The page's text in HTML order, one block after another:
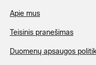
Apie mus
Teisinis pranešimas
Duomenų apsaugos